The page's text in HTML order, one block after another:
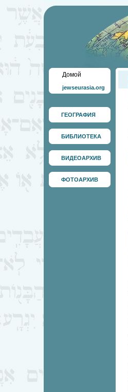
Домой
jewseurasia.org
ГЕОГРАФИЯ
БИБЛИОТЕКА
ВИДЕОАРХИВ
ФОТОАРХИВ